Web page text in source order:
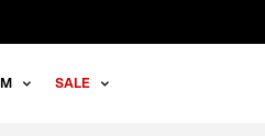
SALE